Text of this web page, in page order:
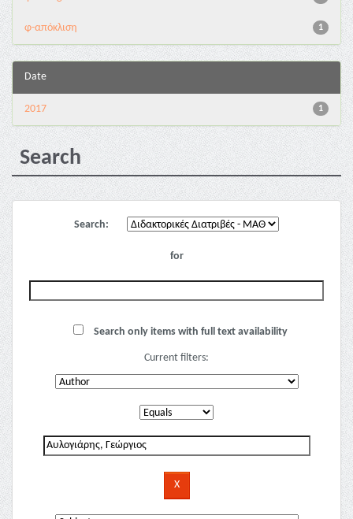
1
φ-απόκλιση
Date
1
2017
Search
Search:
for
Search only items with full text availability
Current filters: